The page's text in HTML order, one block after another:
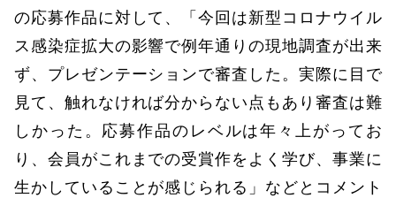
の応募作品に対して、「今回は新型コロナウイル
ス感染症拡大の影響で例年通りの現地調査が出来
ず、プレゼンテーションで審査した。実際に目で
見て、触れなければ分からない点もあり審査は難
しかった。応募作品のレベルは年々上がってお
り、会員がこれまでの受賞作をよく学び、事業に
生かしていることが感じられる」などとコメント